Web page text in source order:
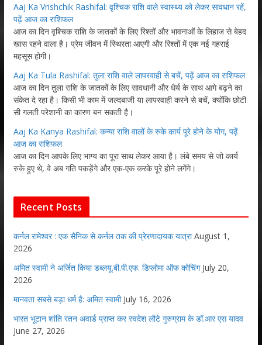
Aaj Ka Vrishchik Rashifal: वृश्चिक राशि वाले स्वास्थ्य को लेकर सावधान रहें,
पढ़ें आज का राशिफल
आज का दिन वृश्चिक राशि के जातकों के लिए रिश्तों और भावनाओं के लिहाज से बेहद
खास रहने वाला है। प्रेम जीवन में स्थिरता आएगी और रिश्तों में एक नई गहराई
महसूस होगी।
Aaj Ka Tula Rashifal: तुला राशि वाले लापरवाही से बचें, पढ़ें आज का राशिफल
आज का दिन तुला राशि के जातकों के लिए सावधानी और धैर्य के साथ आगे बढ़ने का
संकेत दे रहा है। किसी भी काम में जल्दबाजी या लापरवाही करने से बचें, क्योंकि छोटी
सी गलती परेशानी का कारण बन सकती है।
Aaj Ka Kanya Rashifal: कन्या राशि वालों के रुके कार्य पूरे होने के योग, पढ़ें
आज का राशिफल
आज का दिन आपके लिए भाग्य का पूरा साथ लेकर आया है। लंबे समय से जो कार्य
रुके हुए थे, वे अब गति पकड़ेंगे और एक-एक करके पूरे होने लगेंगे।
Recent Posts
कर्नल रामेश्वर : एक सैनिक से कर्नल तक की प्रेरणादायक यात्रा August 1,
2026
अमित स्वामी ने अर्जित किया डब्लयू.बी.पी.एफ. डिप्लोमा ऑफ कोचिंग July 20,
2026
मानवता सबसे बड़ा धर्म है: अमित स्वामी July 16, 2026
भारत भूटान शांति रतन अवार्ड प्राप्त कर स्वदेश लौटे गुरुग्राम के डॉ.आर एस यादव
June 27, 2026